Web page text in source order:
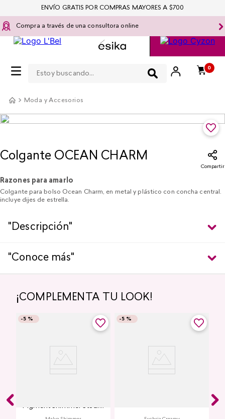
Compra a través de una consultora online
0
ENVÍO GRATIS POR COMPRAS MAYORES A $700
Moda y Accesorios
Colgante OCEAN CHARM
Compartir
Razones para amarlo
Colgante para bolso Ocean Charm, en metal y plástico con concha central.
incluye dijes de estrella.
"Descripción"
"Conoce más"
¡COMPLEMENTA TU LOOK!
-5 %
Pigment Shimmer Studio
Look
-5 %